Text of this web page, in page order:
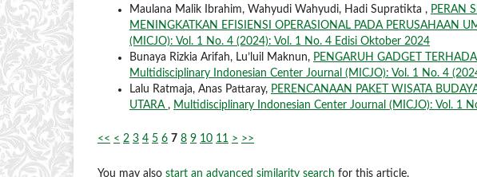
Maulana Malik Ibrahim, Wahyudi Wahyudi, Hadi Supratikta , PERAN
MENINGKATKAN EFISIENSI OPERASIONAL PADA PERUSAHAAN
(MICJO): Vol. 1 No. 4 (2024): Vol. 1 No. 4 Edisi Oktober 2024
Bunaya Rizkia Arifah, Lu’luil Maknun, PENGARUH GADGET
Multidisciplinary Indonesian Center Journal (MICJO): Vol. 1 No. 4
Lalu Ratmaja, Anas Pattaray, PERENCANAAN PAKET WISATA
UTARA , Multidisciplinary Indonesian Center Journal (MICJO): Vol. 1
<< < 2 3 4 5 6 7 8 9 10 11 > >>
You may also start an advanced similarity search for this article.